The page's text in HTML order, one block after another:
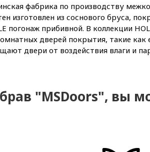
фабрика по производству
изготовлен из соснового бруса,
погонаж прибивной. В коллекции
дверей покрытия, такие
двери от воздействия влаги и
"MSDoors", вы